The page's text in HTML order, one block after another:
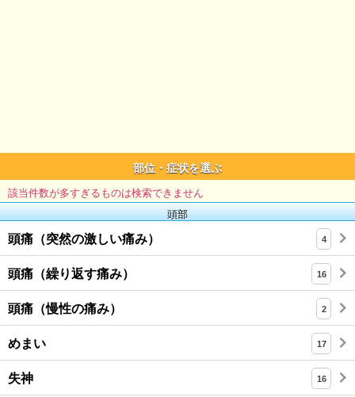
部位・症状を選ぶ
該当件数が多すぎるものは検索できません
頭部
頭痛（突然の激しい痛み） 4
頭痛（繰り返す痛み） 16
頭痛（慢性の痛み） 2
めまい 17
失神 16